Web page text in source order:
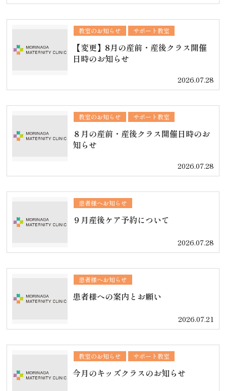
教室のお知らせ サポート教室
【変更】8月の産前・産後クラス開催
日時のお知らせ
2026.07.28
教室のお知らせ サポート教室
８月の産前・産後クラス開催日時のお
知らせ
2026.07.28
患者様へお知らせ
９月産後ケア予約について
2026.07.28
患者様へお知らせ
患者様への案内とお願い
2026.07.21
教室のお知らせ サポート教室
今月のキッズクラスのお知らせ